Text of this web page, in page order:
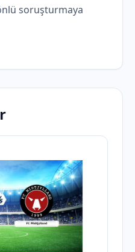
soruşturmaya